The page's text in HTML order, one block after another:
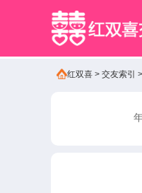
红双喜 > 交友索引 >